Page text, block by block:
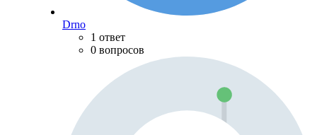
Drno
1 ответ
0 вопросов